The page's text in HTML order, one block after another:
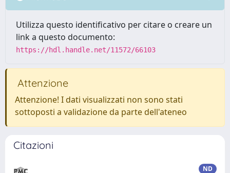
Utilizza questo identificativo per citare o creare un
link a questo documento:
https://hdl.handle.net/11572/66103
Attenzione
Attenzione! I dati visualizzati non sono stati
sottoposti a validazione da parte dell'ateneo
Citazioni
ND